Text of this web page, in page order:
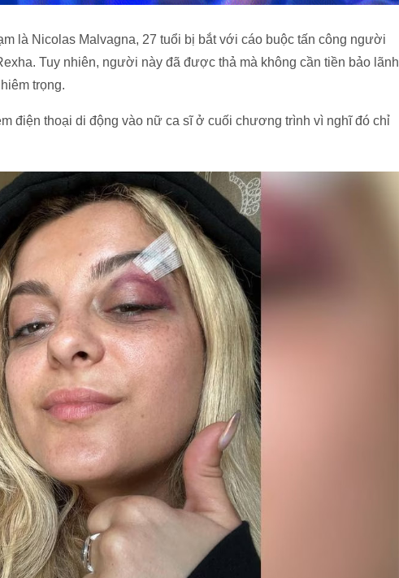
là Nicolas Malvagna, 27 tuổi bị bắt với cáo buộc tấn công người
Tuy nhiên, người này đã được thả mà không cần tiền bảo lãnh
trọng.
điện thoại di động vào nữ ca sĩ ở cuối chương trình vì nghĩ đó chỉ